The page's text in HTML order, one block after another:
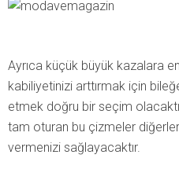
Ayrıca küçük büyük kazalara
kabiliyetinizi arttırmak için
etmek doğru bir seçim
tam oturan bu çizmeler
vermenizi sağlayacaktır.